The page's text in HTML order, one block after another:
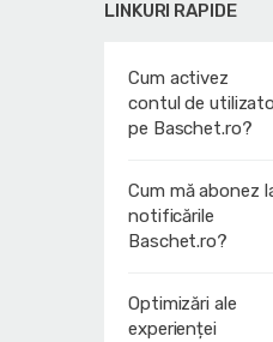
LINKURI RAPIDE
Cum activez
contul de
pe Baschet.ro?
Cum mă abonez
notificările
Baschet.ro?
Optimizări ale
experienței